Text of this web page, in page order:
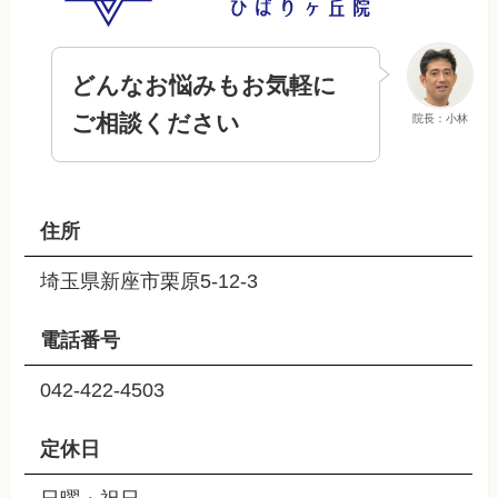
院長：小林
どんなお悩みもお気軽に
ご相談ください
住所
埼玉県新座市栗原5-12-3
電話番号
042-422-4503
定休日